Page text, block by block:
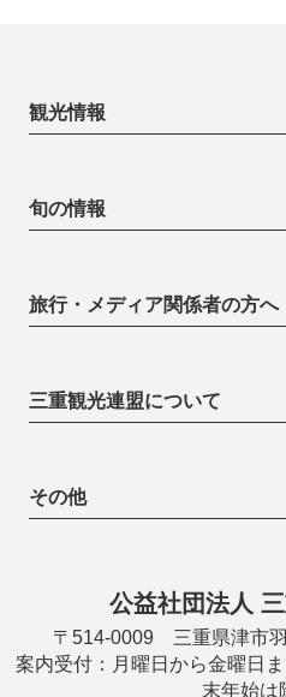
観光情報
旬の情報
旅行・メディア関係者の方へ
三重観光連盟について
その他
公益社団法人
〒514-0009 三重県津市
案内受付：月曜日から金曜日
末年始は